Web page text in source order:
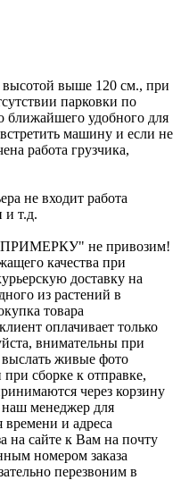
высотой выше 120 см., при
парковки по
ближайшего удобного для
машину и если не
работа грузчика,
не входит работа
и т.д.
не привозим!
качества при
доставку на
из растений в
товара
оплачивает только
внимательны при
живые фото
сборке к отправке,
через корзину
наш менеджер для
времени и адреса
на сайте к Вам на почту
номером заказа
перезвоним в